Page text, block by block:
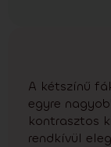
A kétszínű
egyre
kontrasztos
rendkívül